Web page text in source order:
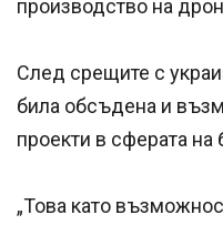
производство на
След срещите с
била обсъдена и
проекти в сферата на
„Това като